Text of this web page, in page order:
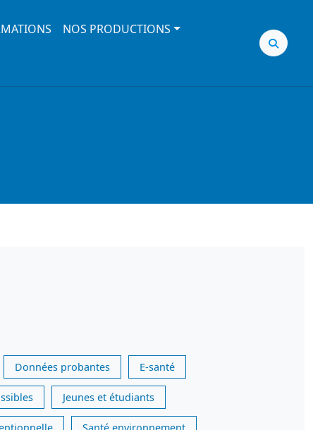
NOS PRODUCTIONS
Données probantes E-santé
Jeunes et étudiants